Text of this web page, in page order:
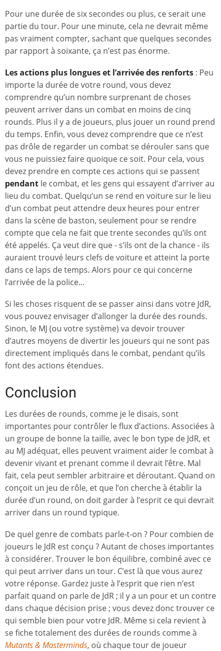
Pour une durée de six secondes ou plus, ce serait une
partie du tour. Pour une minute, cela ne devrait même
pas vraiment compter, sachant que quelques secondes
par rapport à soixante, ça n’est pas énorme.
Les actions plus longues et l’arrivée des renforts : Peu
importe la durée de votre round, vous devez
comprendre qu’un nombre surprenant de choses
peuvent arriver dans un combat en moins de cinq
rounds. Plus il y a de joueurs, plus jouer un round prend
du temps. Enfin, vous devez comprendre que ce n’est
pas drôle de regarder un combat se dérouler sans que
vous ne puissiez faire quoique ce soit. Pour cela, vous
devez prendre en compte ces actions qui se passent
pendant le combat, et les gens qui essayent d’arriver au
lieu du combat. Quelqu’un se rend en voiture sur le lieu
d’un combat peut attendre deux heures pour entrer
dans la scène de baston, seulement pour se rendre
compte que cela ne fait que trente secondes qu’ils ont
été appelés. Ça veut dire que - s’ils ont de la chance - ils
auraient trouvé leurs clefs de voiture et atteint la porte
dans ce laps de temps. Alors pour ce qui concerne
l’arrivée de la police…
Si les choses risquent de se passer ainsi dans votre JdR,
vous pouvez envisager d’allonger la durée des rounds.
Sinon, le MJ (ou votre système) va devoir trouver
d’autres moyens de divertir les joueurs qui ne sont pas
directement impliqués dans le combat, pendant qu’ils
font des actions étendues.
Conclusion
Les durées de rounds, comme je le disais, sont
importantes pour contrôler le flux d’actions. Associées à
un groupe de bonne la taille, avec le bon type de JdR, et
au MJ adéquat, elles peuvent vraiment aider le combat à
devenir vivant et prenant comme il devrait l’être. Mal
fait, cela peut sembler arbitraire et déroutant. Quand on
conçoit un jeu de rôle, et que l’on cherche à établir la
durée d’un round, on doit garder à l’esprit ce qui devrait
arriver dans un round typique.
De quel genre de combats parle-t-on ? Pour combien de
joueurs le JdR est conçu ? Autant de choses importantes
à considérer. Trouver le bon équilibre, combiné avec ce
qui peut arriver dans un tour. C’est là que vous aurez
votre réponse. Gardez juste à l’esprit que rien n’est
parfait quand on parle de JdR ; il y a un pour et un contre
dans chaque décision prise ; vous devez donc trouver ce
qui semble bien pour votre JdR. Même si cela revient à
se fiche totalement des durées de rounds comme à
Mutants & Masterminds, où chaque tour de joueur